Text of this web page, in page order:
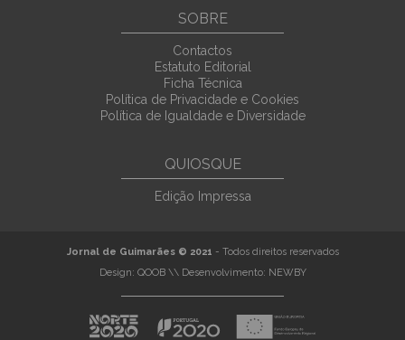
SOBRE
Contactos
Estatuto Editorial
Ficha Técnica
Política de Privacidade e Cookies
Política de Igualdade e Diversidade
QUIOSQUE
Edição Impressa
Jornal de Guimarães © 2021 - Todos direitos reservados
Design: QOOB\\ Desenvolvimento: NEWBY